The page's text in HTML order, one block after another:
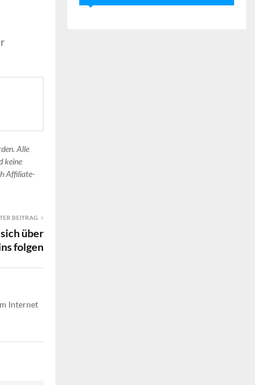
Alle
keine
Affiliate-
BEITRAG
über
folgen
Internet